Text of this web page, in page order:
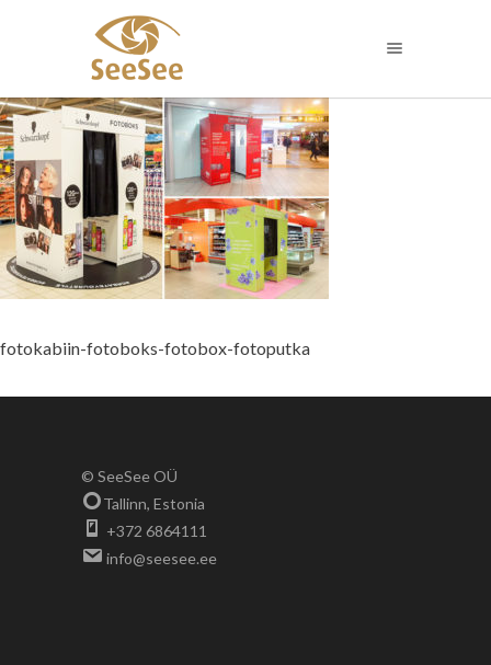
fotokabiin-fotoboks-fotobox-fotoputka
© SeeSee OÜ
Tallinn, Estonia
+372 6864111
info@seesee.ee